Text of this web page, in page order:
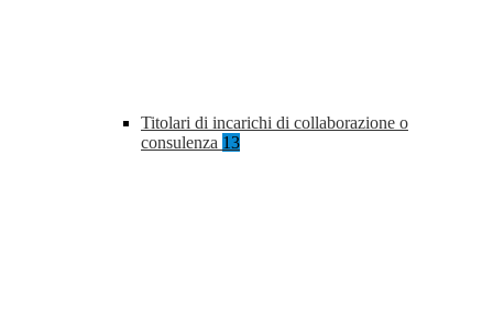
Titolari di incarichi di collaborazione o
consulenza 13